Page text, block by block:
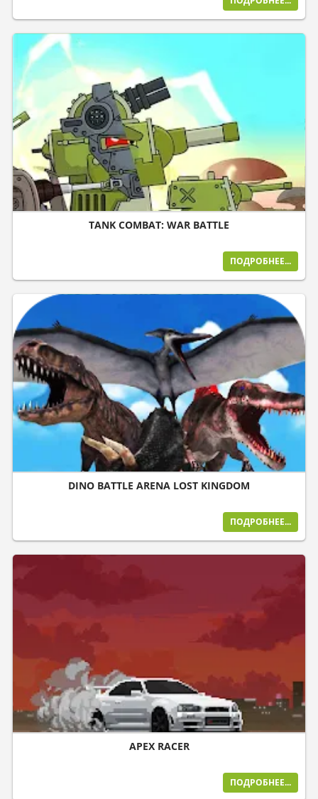
TANK COMBAT: WAR BATTLE
ПОДРОБНЕЕ...
DINO BATTLE ARENA LOST KINGDOM
ПОДРОБНЕЕ...
APEX RACER
ПОДРОБНЕЕ...